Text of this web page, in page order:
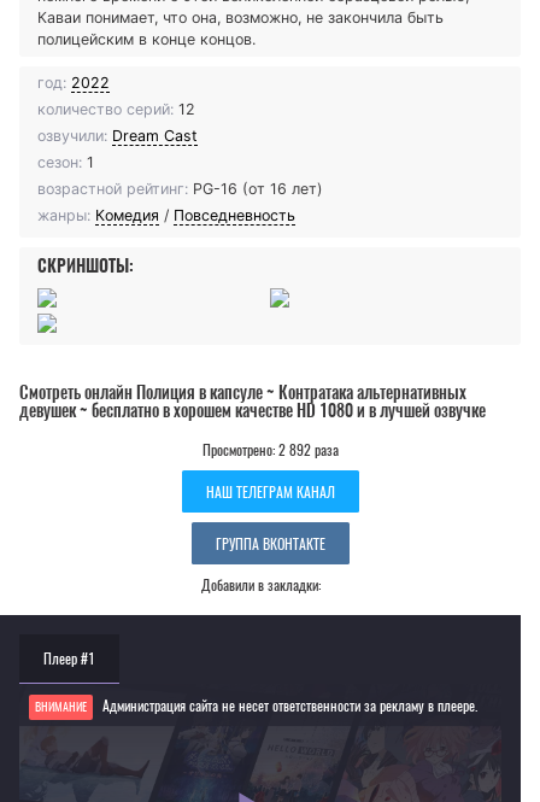
Каваи понимает, что она, возможно, не закончила быть
полицейским в конце концов.
год: 2022
количество серий: 12
озвучили: Dream Cast
сезон: 1
возрастной рейтинг: PG-16 (от 16 лет)
жанры: Комедия / Повседневность
СКРИНШОТЫ:
Смотреть онлайн Полиция в капсуле ~ Контратака альтернативных
девушек ~ бесплатно в хорошем качестве HD 1080 и в лучшей озвучке
Просмотрено: 2 892 раза
НАШ ТЕЛЕГРАМ КАНАЛ
ГРУППА ВКОНТАКТЕ
Добавили в закладки:
Плеер #1
ВНИМАНИЕ Администрация сайта не несет ответственности за рекламу в плеере.
Если видео не работает, обновите страницу или выберите другой плеер!
Для просмотра некоторых аниме необходимо установить VPN